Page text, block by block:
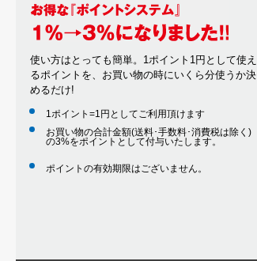
使い方はとっても簡単。1ポイント1円として使え
るポイントを、お買い物の時にいくら分使うか決
めるだけ!
1ポイント=1円としてご利用頂けます
お買い物の合計金額(送料･手数料･消費税は除く)
の3%をポイントとして付与いたします。
ポイントの有効期限はございません。